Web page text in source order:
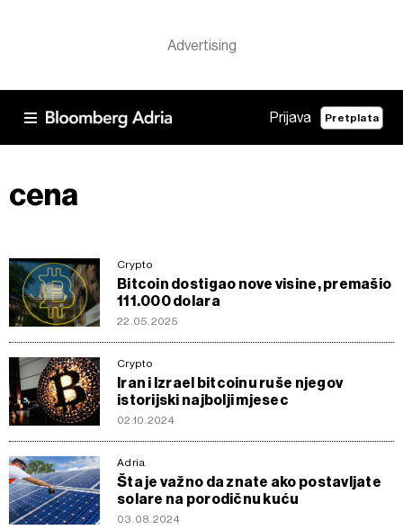
Prijava Pretplata
cena
Crypto
Bitcoin dostigao nove visine, premašio
111.000 dolara
22.05.2025
Crypto
Iran i Izrael bitcoinu ruše njegov
istorijski najbolji mjesec
02.10.2024
Adria
Šta je važno da znate ako postavljate
solare na porodičnu kuću
03.08.2024